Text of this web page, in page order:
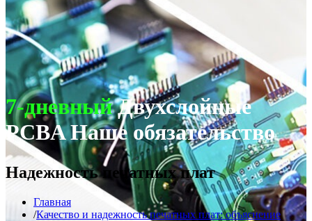
7-дневныйДвухслойные
PCBA Наше обязательство
Надежность печатных плат
Главная
Качество и надежность печатных плат: объяснение